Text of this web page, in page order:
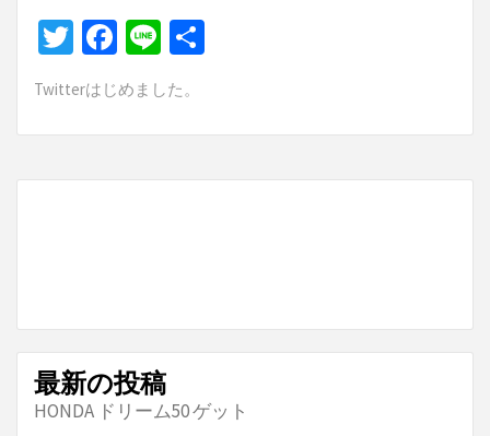
Twitter
Facebook
Line
Twitterはじめました。
最新の投稿
HONDA ドリーム50 ゲット